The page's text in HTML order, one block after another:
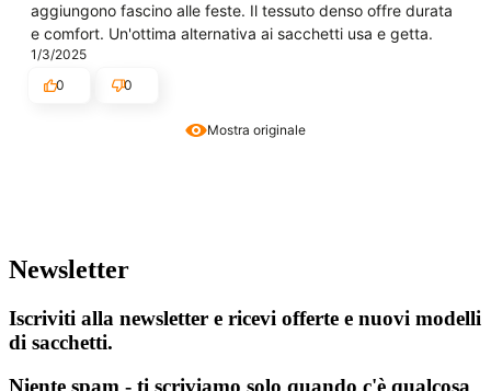
Mostra originale
aggiungono fascino alle feste. Il tessuto denso offre durata
e comfort. Un'ottima alternativa ai sacchetti usa e getta.
1/3/2025
0
0
Newsletter
Iscriviti alla newsletter e ricevi offerte e nuovi modelli
di sacchetti.